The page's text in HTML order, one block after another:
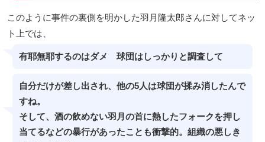
このように事件の裏側を明かした羽月隆太郎さんに対してネッ
ト上では、
有耶無耶するのはダメ 球団はしっかりと調査して
自分だけが差し出され、他の5人は球団が揉み消したんで
すね。
そして、酒の飲めない羽月の首に熱したフォークを押し
当てるなどの暴行があったことも衝撃的。組織の悪しき